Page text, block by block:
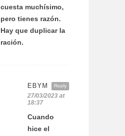
cuesta muchísimo,
pero tienes razón.
Hay que duplicar la
ración.
Reply
EBYM
27/03/2023 at
18:37
Cuando
hice el